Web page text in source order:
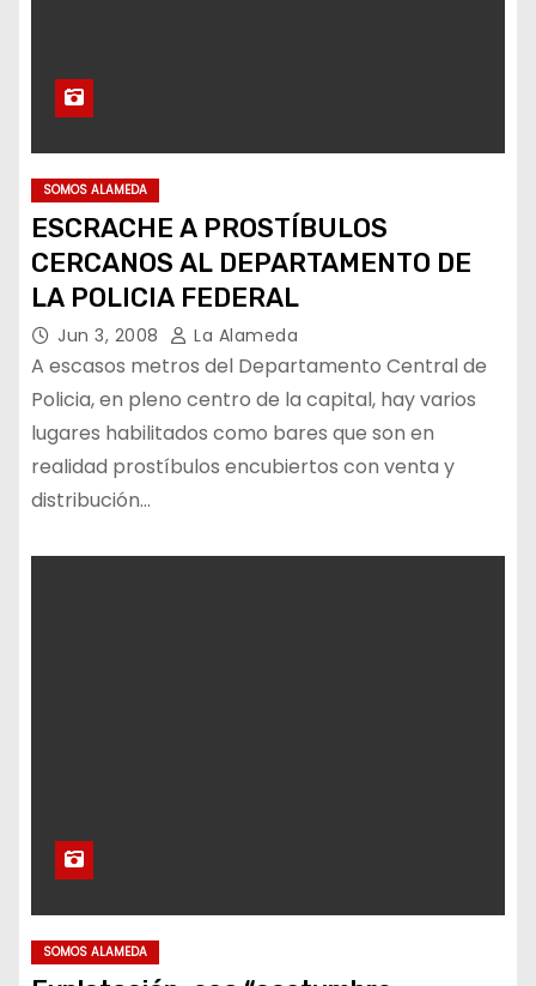
SOMOS ALAMEDA
ESCRACHE A PROSTÍBULOS
CERCANOS AL DEPARTAMENTO DE
LA POLICIA FEDERAL
Jun 3, 2008 La Alameda
A escasos metros del Departamento Central de
Policia, en pleno centro de la capital, hay varios
lugares habilitados como bares que son en
realidad prostíbulos encubiertos con venta y
distribución…
SOMOS ALAMEDA